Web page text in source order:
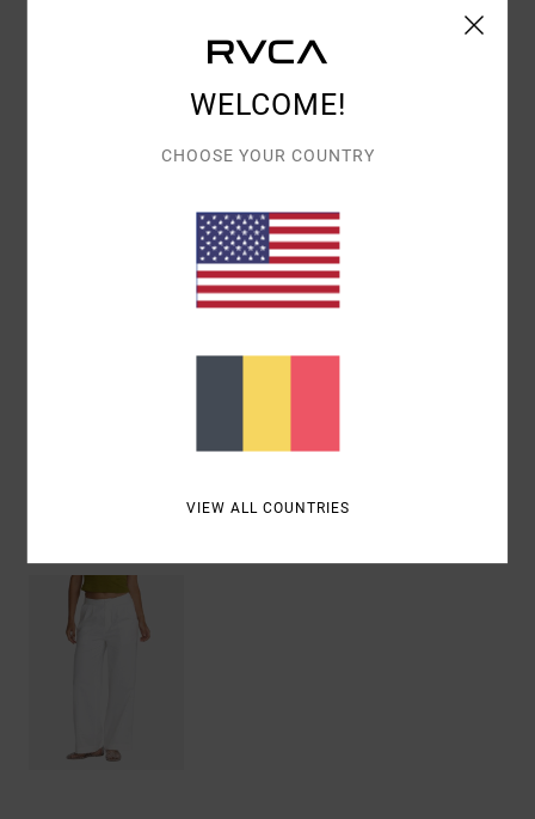
coupe Relaxed
Braguette boutonnée
WELCOME!
CHOOSE YOUR COUNTRY
VIEW ALL COUNTRIES